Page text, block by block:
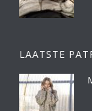
LAATSTE